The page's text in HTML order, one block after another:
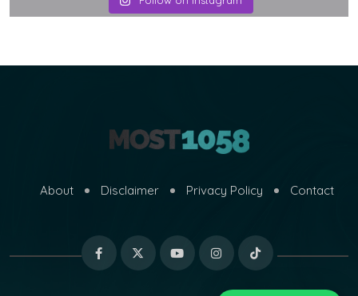
About Disclaimer Privacy Policy Contact